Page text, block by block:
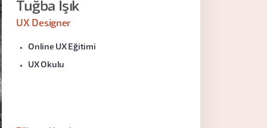
Tuğba Işık
UX Designer
Online UX Eğitimi
UX Okulu